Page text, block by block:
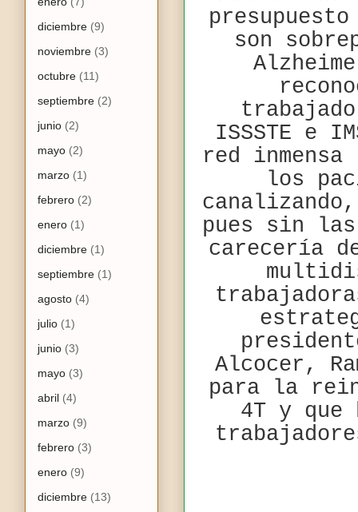
son
ISSSTE e
red inmensa
los
pues sin
carecería
Alcocer,
para la
4T y
diciembre (9)
noviembre (3)
octubre (11)
septiembre (2)
junio (2)
mayo (2)
marzo (1)
febrero (2)
enero (1)
diciembre (1)
septiembre (1)
agosto (4)
julio (1)
junio (3)
mayo (3)
abril (4)
marzo (9)
febrero (3)
enero (9)
diciembre (13)